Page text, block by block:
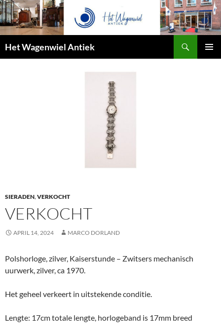
Het Wagenwiel Antiek
SIERADEN,VERKOCHT
VERKOCHT
APRIL 14, 2024 MARCO DORLAND
Polshorloge, zilver, Kaiserstunde – Zwitsers mechanisch
uurwerk, zilver, ca 1970.
Het geheel verkeert in uitstekende conditie.
Lengte: 17cm totale lengte, horlogeband is 17mm breed